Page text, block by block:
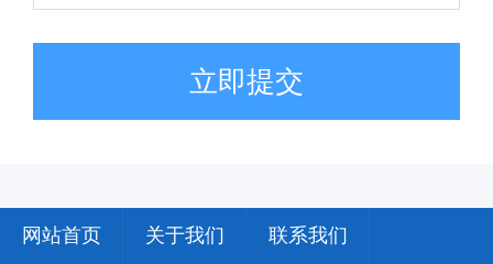
立即提交
网站首页 关于我们 联系我们